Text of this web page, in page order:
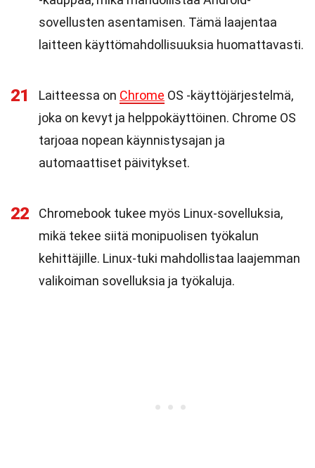
sovellusten asentamisen. Tämä laajentaa
laitteen käyttömahdollisuuksia huomattavasti.
21 Laitteessa on Chrome OS -käyttöjärjestelmä,
joka on kevyt ja helppokäyttöinen. Chrome OS
tarjoaa nopean käynnistysajan ja
automaattiset päivitykset.
22
Chromebook tukee myös Linux-sovelluksia,
mikä tekee siitä monipuolisen työkalun
kehittäjille. Linux-tuki mahdollistaa laajemman
valikoiman sovelluksia ja työkaluja.